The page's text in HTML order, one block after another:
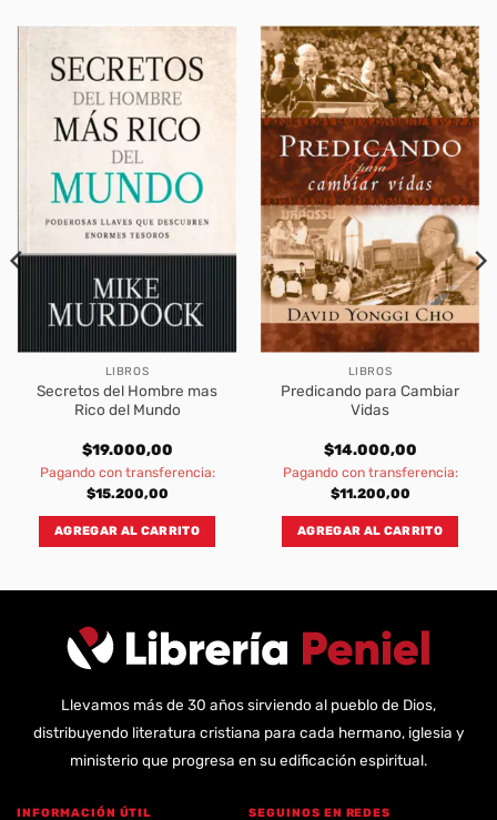
LIBROS
Secretos del Hombre mas
Rico del Mundo
$19.000,00
Pagando con transferencia:
$15.200,00
AGREGAR AL CARRITO
LIBROS
Predicando para Cambiar
Vidas
$14.000,00
Pagando con transferencia:
$11.200,00
AGREGAR AL CARRITO
Llevamos más de 30 años sirviendo al pueblo de Dios,
distribuyendo literatura cristiana para cada hermano, iglesia y
ministerio que progresa en su edificación espiritual.
INFORMACIÓN ÚTIL SEGUINOS EN REDES